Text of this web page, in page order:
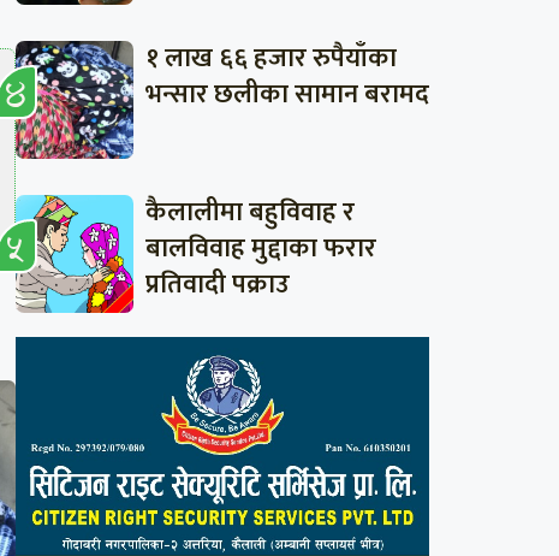
१ लाख ६६ हजार रुपैयाँका
भन्सार छलीका सामान बरामद
कैलालीमा बहुविवाह र
बालविवाह मुद्दाका फरार
प्रतिवादी पक्राउ